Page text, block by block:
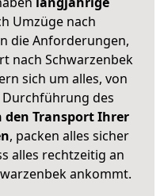
Umzüge nach
die Anforderungen,
nach Schwarzenbek
sich um alles, von
des
den Transport Ihrer
, packen alles sicher
alles rechtzeitig an
ankommt.